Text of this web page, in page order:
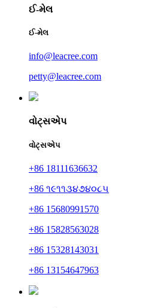
ઈ-મેલ
ઈ-મેલ
info@leacree.com
petty@leacree.com
વોટ્સએપ
વોટ્સએપ
+86 18111636632
+86 ૧૯૧૧૩૪૭૪૦૮૫
+86 15680991570
+86 15828563028
+86 15328143031
+86 13154647963